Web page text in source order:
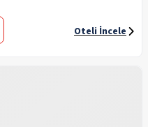
Oteli İncele